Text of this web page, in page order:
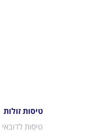
טיסות זולות
טיסות לדובאי